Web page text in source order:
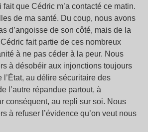
fait que Cédric m’a contacté ce matin.
de ma santé. Du coup, nous avons
d’angoisse de son côté, mais de la
fait partie de ces nombreux
à ne pas céder à la peur. Nous
à désobéir aux injonctions toujours
l’État, au délire sécuritaire des
l’autre répandue partout, à
conséquent, au repli sur soi. Nous
à refuser l’évidence qu’on veut nous